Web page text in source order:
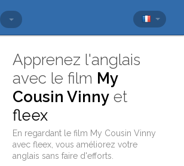
Apprenez l'anglais
avec le film My
Cousin Vinny et
fleex
En regardant le film My Cousin Vinny
avecfleex , vous améliorez votre
anglais sans faire d'efforts.